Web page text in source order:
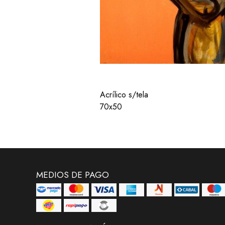
Acrílico s/tela
70x50
MEDIOS DE PAGO